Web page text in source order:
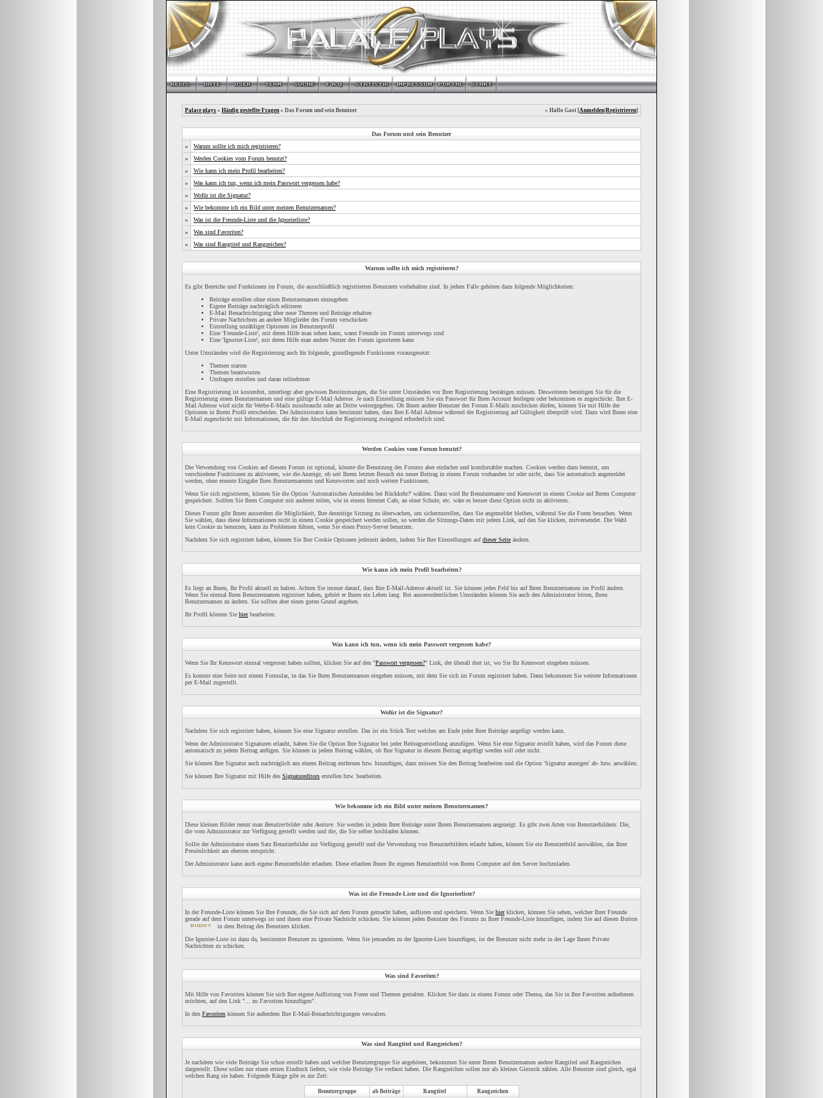
Palace plays » Häufig gestellte Fragen » Das Forum und sein Benutzer » Hallo Gast [Anmelden Registrieren]
Das Forum und sein Benutzer
»
Warum sollte ich mich registrieren?
»
Werden Cookies vom Forum benutzt?
»
Wie kann ich mein Profil bearbeiten?
»
Was kann ich tun, wenn ich mein Passwort vergessen habe?
»
Wofür ist die Signatur?
»
Wie bekomme ich ein Bild unter meinen Benutzernamen?
»
Was ist die Freunde-Liste und die Ignorierliste?
»
Was sind Favoriten?
»
Was sind Rangtitel und Rangzeichen?
Warum sollte ich mich registrieren?
Es gibt Bereiche und Funktionen im Forum, die ausschließlich registrierten Benutzern vorbehalten sind. In jedem Falle gehören dazu folgende Möglichkeiten:
Beiträge erstellen ohne einen Benutzernamen einzugeben
Eigene Beiträge nachträglich editieren
E-Mail Benachrichtigung über neue Themen und Beiträge erhalten
Private Nachrichten an andere Mitglieder des Forum verschicken
Einstellung unzähliger Optionen im Benutzerprofil
Eine 'Freunde-Liste', mit deren Hilfe man sehen kann, wann Freunde im Forum unterwegs sind
Eine 'Ignorier-Liste', mit deren Hilfe man andere Nutzer des Forum ignorieren kann
Unter Umständen wird die Registrierung auch für folgende, grundlegende Funktionen vorausgesetzt:
Themen starten
Themen beantworten
Umfragen erstellen und daran teilnehmen
Eine Registrierung ist kostenfrei, unterliegt aber gewissen Bestimmungen, die Sie unter Umständen vor Ihrer Registrierung bestätigen müssen. Desweiteren benötigen Sie für die
Registrierung einen Benutzernamen und eine gültige E-Mail Adresse. Je nach Einstellung müssen Sie ein Passwort für Ihren Account festlegen oder bekommen es zugeschickt. Ihre E-
Mail Adresse wird nicht für Werbe-E-Mails missbraucht oder an Dritte weitergegeben. Ob Ihnen andere Benutzer des Forum E-Mails zuschicken dürfen, können Sie mit Hilfe der
Optionen in Ihrem Profil entscheiden. Der Administrator kann bestimmt haben, dass Ihre E-Mail Adresse während der Registrierung auf Gültigkeit überprüft wird. Dazu wird Ihnen eine
E-Mail zugeschickt mit Informationen, die für den Abschluß der Registrierung zwingend erforderlich sind.
Werden Cookies vom Forum benutzt?
Die Verwendung von Cookies auf diesem Forum ist optional, könnte die Benutzung des Forums aber einfacher und komfortabler machen. Cookies werden dazu benutzt, um
verschiedene Funktionen zu aktivieren, wie die Anzeige, ob seit Ihrem letzten Besuch ein neuer Beitrag in einem Forum vorhanden ist oder nicht, dass Sie automatisch angemeldet
werden, ohne erneute Eingabe Ihres Benutzernamens und Kennwortes und noch weitere Funktionen.
Wenn Sie sich registrieren, können Sie die Option 'Automatisches Anmelden bei Rückkehr?' wählen. Dann wird Ihr Benutzername und Kennwort in einem Cookie auf Ihrem Computer
gespeichert. Sollten Sie Ihren Computer mit anderen teilen, wie in einem Internet Cafe, an einer Schule, etc. wäre es besser diese Option nicht zu aktivieren.
Dieses Forum gibt Ihnen ausserdem die Möglichkeit, Ihre derzeitige Sitzung zu überwachen, um sicherzustellen, dass Sie angemeldet bleiben, während Sie die Foren besuchen. Wenn
Sie wählen, dass diese Informationen nicht in einem Cookie gespeichert werden sollen, so werden die Sitzungs-Daten mit jedem Link, auf den Sie klicken, mitversendet. Die Wahl
kein Cookie zu benutzen, kann zu Problemen führen, wenn Sie einen Proxy-Server benutzen.
Nachdem Sie sich registriert haben, können Sie Ihre Cookie Optionen jederzeit ändern, indem Sie Ihre Einstellungen aufdieser Seite ändern.
Wie kann ich mein Profil bearbeiten?
Es liegt an Ihnen, Ihr Profil aktuell zu halten. Achten Sie immer darauf, dass Ihre E-Mail-Adresse aktuell ist. Sie können jedes Feld bis auf Ihren Benutzernamen im Profil ändern.
Wenn Sie einmal Ihren Benutzernamen registriert haben, gehört er Ihnen ein Leben lang. Bei ausserordentlichen Umständen können Sie auch den Administrator bitten, Ihren
Benutzernamen zu ändern. Sie sollten aber einen guten Grund angeben.
Ihr Profil können Sie hierbearbeiten.
Was kann ich tun, wenn ich mein Passwort vergessen habe?
Wenn Sie Ihr Kennwort einmal vergessen haben sollten, klicken Sie auf den "Passwort vergessen?" Link, der überall dort ist, wo Sie Ihr Kennwort eingeben müssen.
Es kommt eine Seite mit einem Formular, in das Sie Ihren Benutzernamen eingeben müssen, mit dem Sie sich im Forum registriert haben. Dann bekommen Sie weitere Informationen
per E-Mail zugestellt.
Wofür ist die Signatur?
Nachdem Sie sich registriert haben, können Sie eine Signatur erstellen. Das ist ein Stück Text welches am Ende jeder Ihrer Beiträge angefügt werden kann.
Wenn der Administrator Signaturen erlaubt, haben Sie die Option Ihre Signatur bei jeder Beitragserstellung anzufügen. Wenn Sie eine Signatur erstellt haben, wird das Forum diese
automatisch zu jedem Beitrag anfügen. Sie können in jedem Beitrag wählen, ob Ihre Signatur in diesem Beitrag angefügt werden soll oder nicht.
Sie können Ihre Signatur auch nachträglich aus einem Beitrag entfernen bzw. hinzufügen, dazu müssen Sie den Beitrag bearbeiten und die Option 'Signatur anzeigen' ab- bzw. anwählen.
Sie können Ihre Signatur mit Hilfe des Signatureditors erstellen bzw. bearbeiten.
Wie bekomme ich ein Bild unter meinen Benutzernamen?
Diese kleinen Bilder nennt man Benutzerbilder oderAvatare . Sie werden in jedem Ihrer Beiträge unter Ihrem Benutzernamen angezeigt. Es gibt zwei Arten von Benutzerbildern: Die,
die vom Administrator zur Verfügung gestellt werden und die, die Sie selber hochladen können.
Sollte der Administrator einen Satz Benutzerbilder zur Verfügung gestellt und die Verwendung von Benutzerbildern erlaubt haben, können Sie ein Benutzerbild auswählen, das Ihrer
Persönlichkeit am ehesten entspricht.
Der Administrator kann auch eigene Benutzerbilder erlauben. Diese erlauben Ihnen Ihr eigenes Benutzerbild von Ihrem Computer auf den Server hochzuladen.
Was ist die Freunde-Liste und die Ignorierliste?
In der Freunde-Liste können Sie Ihre Freunde, die Sie sich auf dem Forum gemacht haben, auflisten und speichern. Wenn Sie hierklicken, können Sie sehen, welcher Ihrer Freunde
gerade auf dem Forum unterwegs ist und ihnen eine Private Nachricht schicken. Sie können jeden Benutzer des Forums zu Ihrer Freunde-Liste hinzufügen, indem Sie auf diesen Button
in dem Beitrag des Benutzers klicken.
Die Ignorier-Liste ist dazu da, bestimmte Benutzer zu ignorieren. Wenn Sie jemanden zu der Ignorier-Liste hinzufügen, ist der Benutzer nicht mehr in der Lage Ihnen Private
Nachrichten zu schicken.
Was sind Favoriten?
Mit Hilfe von Favoriten können Sie sich Ihre eigene Auflistung von Foren und Themen gestalten. Klicken Sie dazu in einem Forum oder Thema, das Sie in Ihre Favoriten aufnehmen
möchten, auf den Link "... zu Favoriten hinzufügen".
In den Favoriten können Sie außerdem Ihre E-Mail-Benachrichtigungen verwalten.
Was sind Rangtitel und Rangzeichen?
Je nachdem wie viele Beiträge Sie schon erstellt haben und welcher Benutzergruppe Sie angehören, bekommen Sie unter Ihrem Benutzernamen andere Rangtitel und Rangzeichen
dargestellt. Diese sollen nur einen ersten Eindruck liefern, wie viele Beiträge Sie verfasst haben. Die Rangzeichen sollen nur als kleines Gimmik zählen. Alle Benutzer sind gleich, egal
welchen Rang sie haben. Folgende Ränge gibt es zur Zeit:
Benutzergruppe ab Beiträge Rangtitel Rangzeichen